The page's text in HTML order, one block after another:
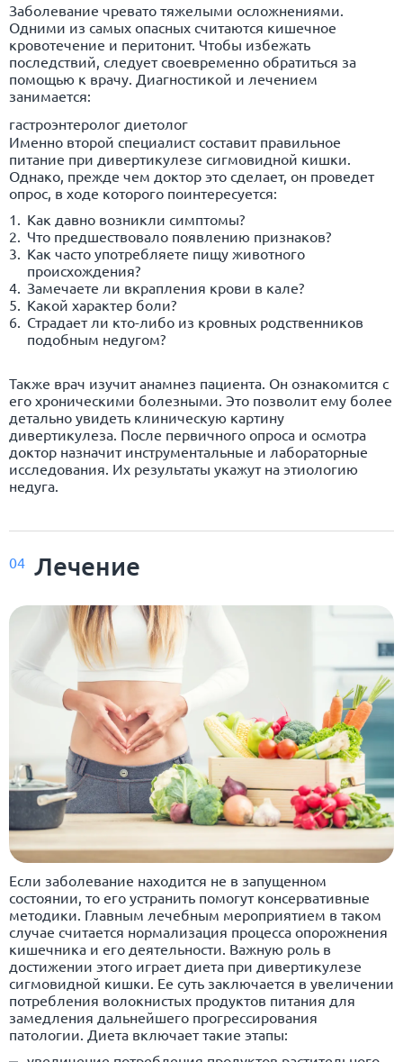
Заболевание чревато тяжелыми осложнениями.
Одними из самых опасных считаются кишечное
кровотечение и перитонит. Чтобы избежать
последствий, следует своевременно обратиться за
помощью к врачу. Диагностикой и лечением
занимается:
гастроэнтеролог диетолог
Именно второй специалист составит правильное
питание при дивертикулезе сигмовидной кишки.
Однако, прежде чем доктор это сделает, он проведет
опрос, в ходе которого поинтересуется:
Как давно возникли симптомы?
Что предшествовало появлению признаков?
Как часто употребляете пищу животного
происхождения?
Замечаете ли вкрапления крови в кале?
Какой характер боли?
Страдает ли кто-либо из кровных родственников
подобным недугом?
Также врач изучит анамнез пациента. Он ознакомится с
его хроническими болезными. Это позволит ему более
детально увидеть клиническую картину
дивертикулеза. После первичного опроса и осмотра
доктор назначит инструментальные и лабораторные
исследования. Их результаты укажут на этиологию
недуга.
04 Лечение
Если заболевание находится не в запущенном
состоянии, то его устранить помогут консервативные
методики. Главным лечебным мероприятием в таком
случае считается нормализация процесса опорожнения
кишечника и его деятельности. Важную роль в
достижении этого играет диета при дивертикулезе
сигмовидной кишки. Ее суть заключается в увеличении
потребления волокнистых продуктов питания для
замедления дальнейшего прогрессирования
патологии. Диета включает такие этапы: